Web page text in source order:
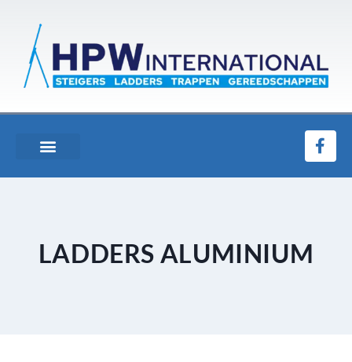
LADDERS ALUMINIUM